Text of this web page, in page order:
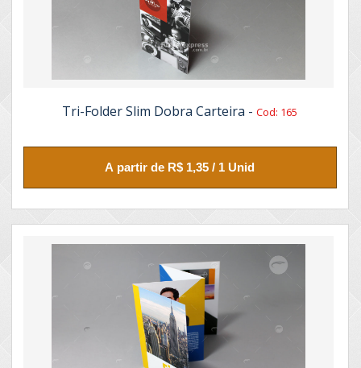
Tri-Folder Slim Dobra Carteira -Cod: 165
A partir de R$ 1,35 / 1 Unid